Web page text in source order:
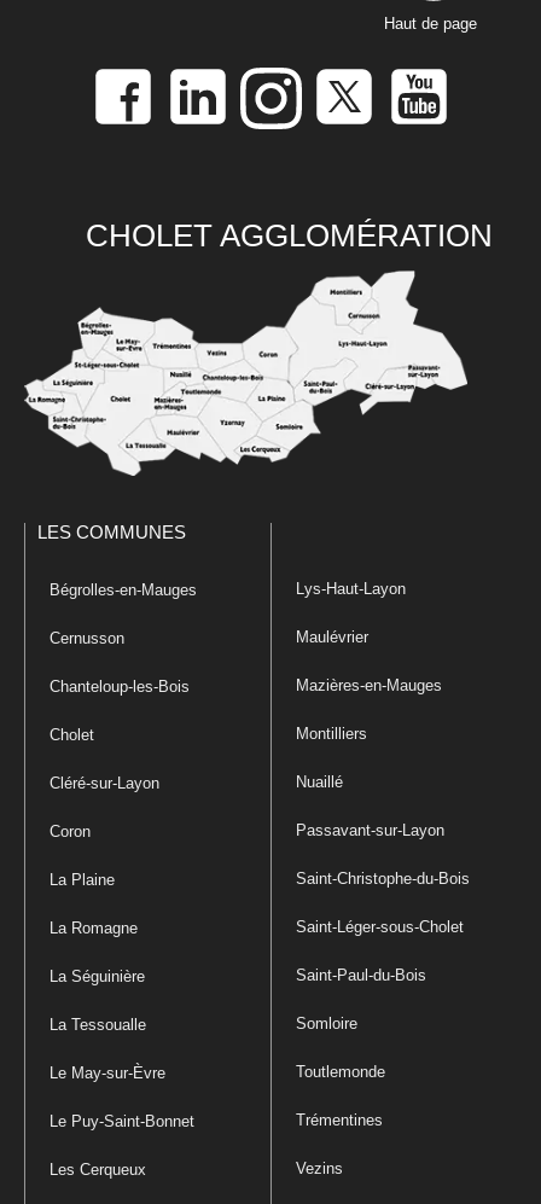
Haut de page
CHOLET AGGLOMÉRATION
LES COMMUNES
Bégrolles-en-Mauges
Cernusson
Chanteloup-les-Bois
Cholet
Cléré-sur-Layon
Coron
La Plaine
La Romagne
La Séguinière
La Tessoualle
Le May-sur-Èvre
Le Puy-Saint-Bonnet
Les Cerqueux
Lys-Haut-Layon
Maulévrier
Mazières-en-Mauges
Montilliers
Nuaillé
Passavant-sur-Layon
Saint-Christophe-du-Bois
Saint-Léger-sous-Cholet
Saint-Paul-du-Bois
Somloire
Toutlemonde
Trémentines
Vezins